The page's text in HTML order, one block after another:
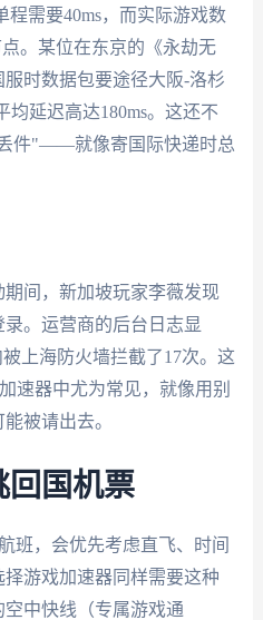
程需要40ms，而实际游戏数
。某位在东京的《永劫无
时数据包要途径大阪-洛杉
延迟高达180ms。这还不
件"——就像寄国际快递时总
间，新加坡玩家李薇发现
。运营商的后台日志显
上海防火墙拦截了17次。这
速器中尤为常见，就像用别
被请出去。
回国机票
班，会优先考虑直飞、时间
游戏加速器同样需要这种
中快线（专属游戏通